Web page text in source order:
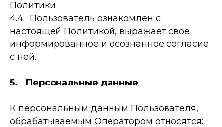
Политики.
4.4. Пользователь ознакомлен с
настоящей Политикой, выражает свое
информированное и осознанное согласие
с ней.
5. Персональные данные
К персональным данным Пользователя,
обрабатываемым Оператором относятся: